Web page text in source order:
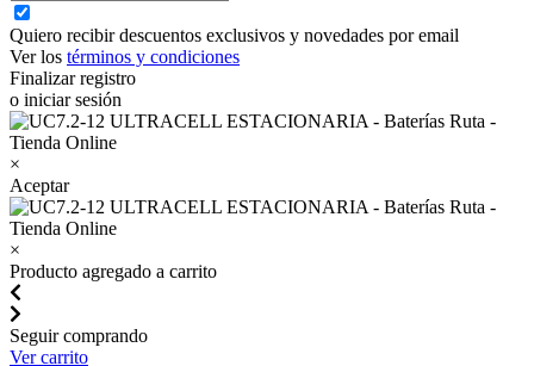
Quiero recibir descuentos exclusivos y novedades por email
Ver los términos y condiciones
Finalizar registro
o iniciar sesión
×
Aceptar
×
Producto agregado a carrito
Seguir comprando
Ver carrito